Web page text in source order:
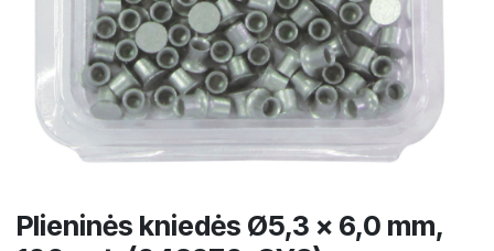
Plieninės kniedės Ø5,3 × 6,0 mm,